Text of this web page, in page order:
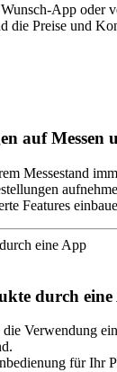
App oder
die Preise und
auf Messen
Messestand
Features
durch eine
Verwendung
für Ihr